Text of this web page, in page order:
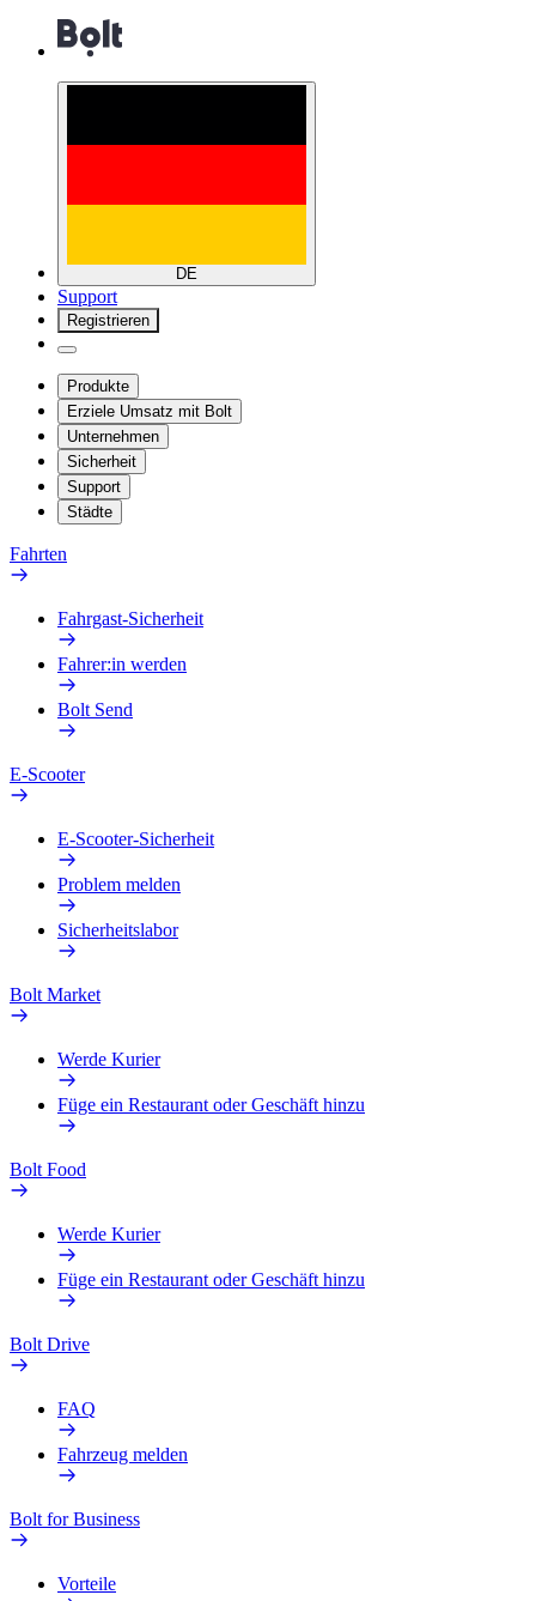
DE
Support
Registrieren
Produkte
Erziele Umsatz mit Bolt
Unternehmen
Sicherheit
Support
Städte
Fahrten
Fahrgast-Sicherheit
Fahrer:in werden
Bolt Send
E-Scooter
E-Scooter-Sicherheit
Problem melden
Sicherheitslabor
Bolt Market
Werde Kurier
Füge ein Restaurant oder Geschäft hinzu
Bolt Food
Werde Kurier
Füge ein Restaurant oder Geschäft hinzu
Bolt Drive
FAQ
Fahrzeug melden
Bolt for Business
Vorteile